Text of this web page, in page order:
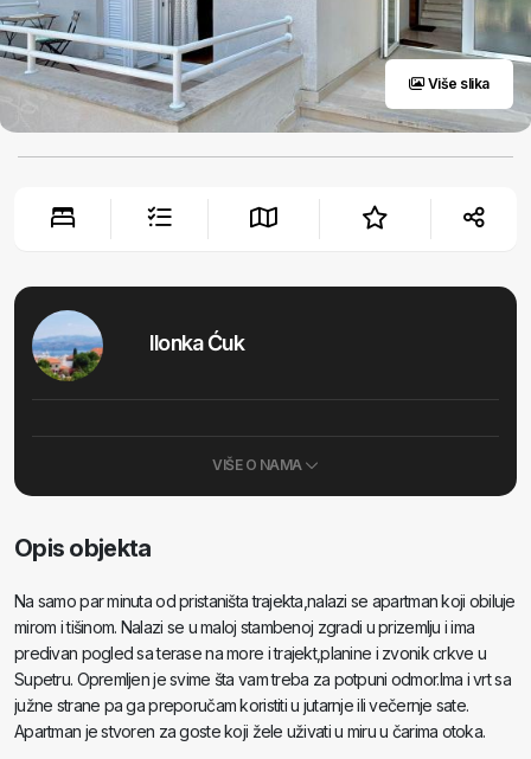
Više slika
Ilonka Ćuk
VIŠE O NAMA
Opis objekta
Na samo par minuta od pristaništa trajekta,nalazi se apartman koji obiluje
mirom i tišinom. Nalazi se u maloj stambenoj zgradi u prizemlju i ima
predivan pogled sa terase na more i trajekt,planine i zvonik crkve u
Supetru. Opremljen je svime šta vam treba za potpuni odmor.Ima i vrt sa
južne strane pa ga preporučam koristiti u jutarnje ili večernje sate.
Apartman je stvoren za goste koji žele uživati u miru u čarima otoka.